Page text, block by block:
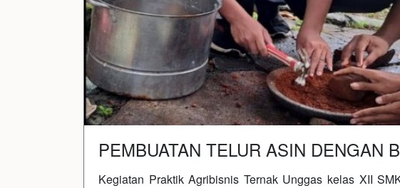
PEMBUATAN TELUR ASIN DENGAN
Kegiatan Praktik Agribisnis Ternak Unggas kelas XII